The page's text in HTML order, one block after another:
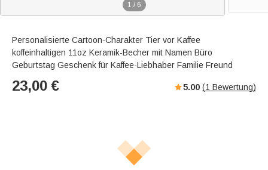
1 / 6
Personalisierte Cartoon-Charakter Tier vor Kaffee
koffeinhaltigen 11oz Keramik-Becher mit Namen Büro
Geburtstag Geschenk für Kaffee-Liebhaber Familie Freund
23,00 € 5.00 (1 Bewertung)